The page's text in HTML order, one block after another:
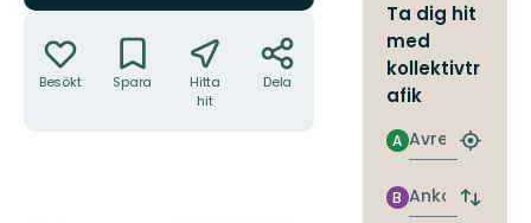
Besökt Spara
Hitta
hit
Dela
Ta dig hit
med
kollektivtr
afik
Avresa
A
Hitta
Ankomst
B
Byt